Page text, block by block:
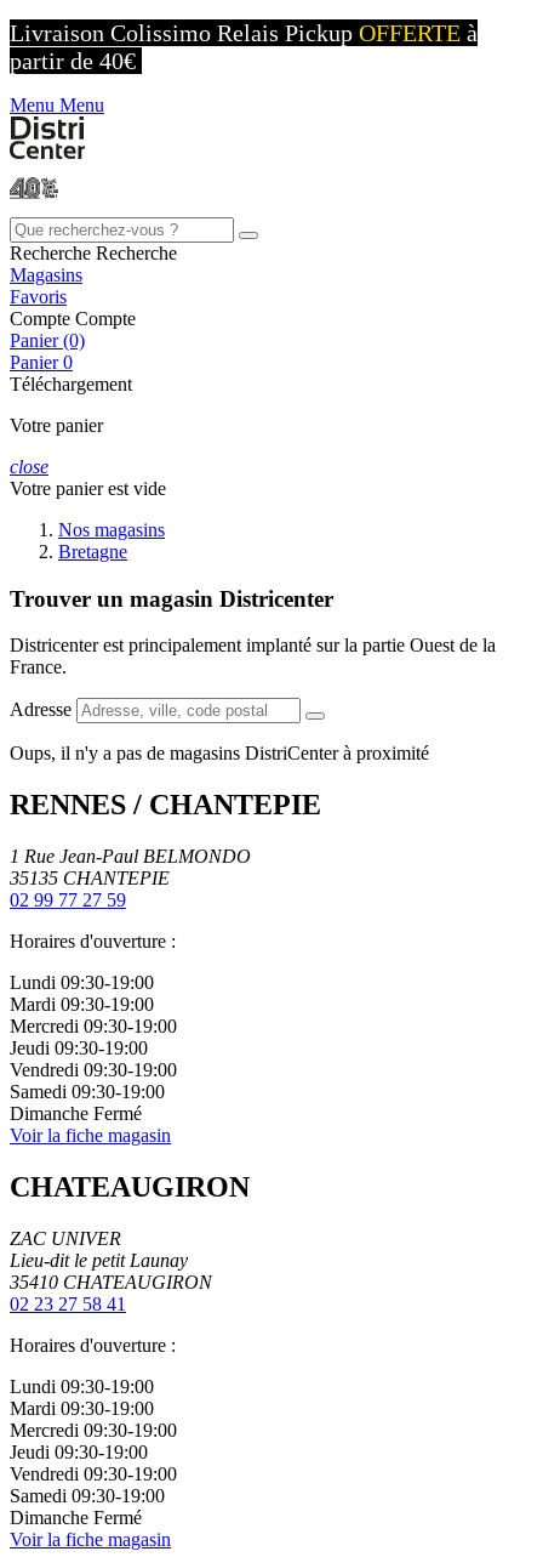
Livraison Colissimo Relais Pickup OFFERTE à
partir de 40€
Menu Menu
Recherche Recherche
Magasins
Favoris
Compte Compte
Panier (0)
Panier0
Téléchargement
Votre panier
close
Votre panier est vide
Nos magasins
Bretagne
Trouver un magasin Districenter
Districenter est principalement implanté sur la partie Ouest de la
France.
Adresse
Oups, il n'y a pas de magasins DistriCenter à proximité
RENNES / CHANTEPIE
1 Rue Jean-Paul BELMONDO
35135 CHANTEPIE
02 99 77 27 59
Horaires d'ouverture :
Lundi 09:30-19:00
Mardi 09:30-19:00
Mercredi 09:30-19:00
Jeudi 09:30-19:00
Vendredi 09:30-19:00
Samedi 09:30-19:00
Dimanche Fermé
Voir la fiche magasin
CHATEAUGIRON
ZAC UNIVER
Lieu-dit le petit Launay
35410 CHATEAUGIRON
02 23 27 58 41
Horaires d'ouverture :
Lundi 09:30-19:00
Mardi 09:30-19:00
Mercredi 09:30-19:00
Jeudi 09:30-19:00
Vendredi 09:30-19:00
Samedi 09:30-19:00
Dimanche Fermé
Voir la fiche magasin